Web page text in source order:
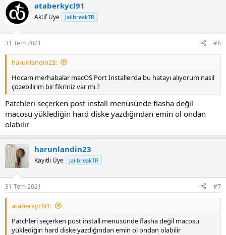
ataberkycl91
Aktif Üye JailbreakTR
31 Tem 2021 #6
harunlandin23:
Hocam merhabalar macOS Port Installer’da bu hatayı alıyorum nasıl
çözebilirim bir fikriniz var mı ?
Patchleri seçerken post install menüsünde flasha değil
macosu yüklediğin hard diske yazdığından emin ol ondan
olabilir
harunlandin23
Kayıtlı Üye JailbreakTR
31 Tem 2021 #7
ataberkycl91:
Patchleri seçerken post install menüsünde flasha değil macosu
yüklediğin hard diske yazdığından emin ol ondan olabilir